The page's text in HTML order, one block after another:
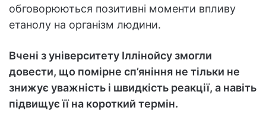
обговорюються позитивні моменти впливу
етанолу на організм людини.
Вчені з університету Іллінойсу змогли
довести, що помірне сп’яніння не тільки не
знижує уважність і швидкість реакції, а навіть
підвищує її на короткий термін.